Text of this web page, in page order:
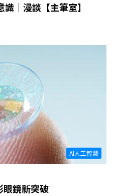
｜漫談【主筆室】
AI人工智慧
鏡新突破